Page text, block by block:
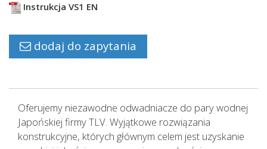
Instrukcja VS1 EN
dodaj do zapytania
Oferujemy niezawodne odwadniacze do pary wodnej
Japońskiej firmy TLV. Wyjątkowe rozwiązania
konstrukcyjne, których głównym celem jest uzyskanie